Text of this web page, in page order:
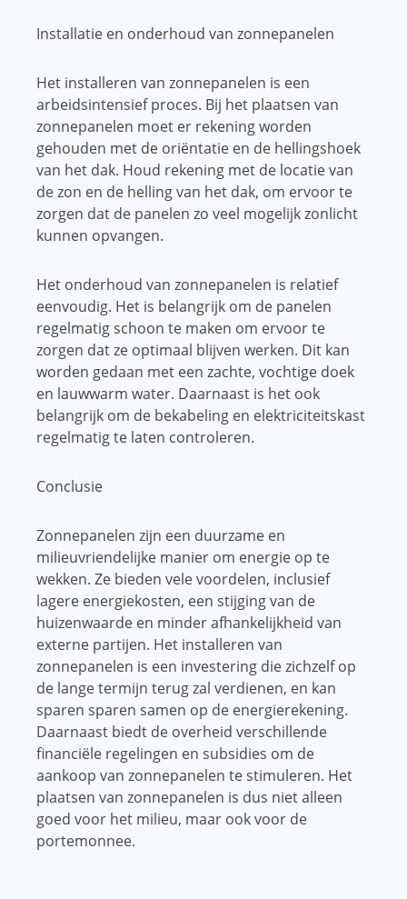
Installatie en onderhoud van zonnepanelen
Het installeren van zonnepanelen is een
arbeidsintensief proces. Bij het plaatsen van
zonnepanelen moet er rekening worden
gehouden met de oriëntatie en de hellingshoek
van het dak. Houd rekening met de locatie van
de zon en de helling van het dak, om ervoor te
zorgen dat de panelen zo veel mogelijk zonlicht
kunnen opvangen.
Het onderhoud van zonnepanelen is relatief
eenvoudig. Het is belangrijk om de panelen
regelmatig schoon te maken om ervoor te
zorgen dat ze optimaal blijven werken. Dit kan
worden gedaan met een zachte, vochtige doek
en lauwwarm water. Daarnaast is het ook
belangrijk om de bekabeling en elektriciteitskast
regelmatig te laten controleren.
Conclusie
Zonnepanelen zijn een duurzame en
milieuvriendelijke manier om energie op te
wekken. Ze bieden vele voordelen, inclusief
lagere energiekosten, een stijging van de
huizenwaarde en minder afhankelijkheid van
externe partijen. Het installeren van
zonnepanelen is een investering die zichzelf op
de lange termijn terug zal verdienen, en kan
sparen sparen samen op de energierekening.
Daarnaast biedt de overheid verschillende
financiële regelingen en subsidies om de
aankoop van zonnepanelen te stimuleren. Het
plaatsen van zonnepanelen is dus niet alleen
goed voor het milieu, maar ook voor de
portemonnee.